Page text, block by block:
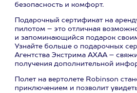
безопасность и комфорт.
Подарочный сертификат на
пилотом – это отличная
и запоминающийся подарок
Узнайте больше о подарочных
Агентства Экстрима АХАА –
получения дополнительной
Полет на вертолете Robinson
приключением и позволит